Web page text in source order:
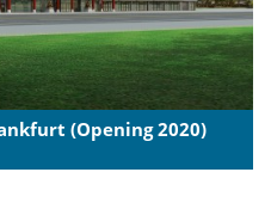
(Opening 2020)